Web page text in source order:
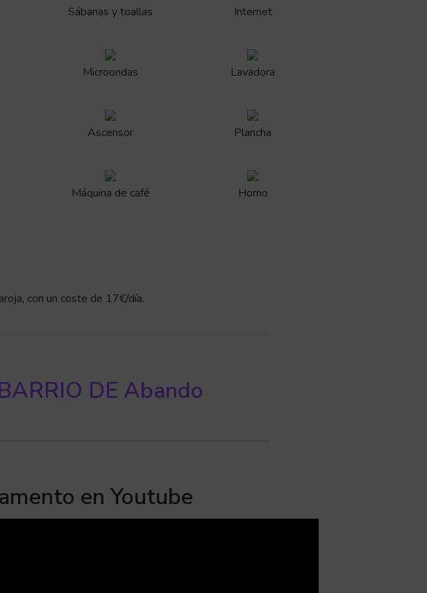
Sábanas y toallas Internet
Microondas Lavadora
Ascensor Plancha
Máquina de café Horno
con un coste de 17€/día.
DE Abando
en Youtube